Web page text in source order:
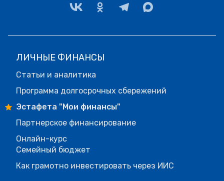
ЛИЧНЫЕ ФИНАНСЫ
Статьи и аналитика
Программа долгосрочных сбережений
Эстафета "Мои финансы"
Партнерское финансирование
Онлайн-курс
Семейный бюджет
Как грамотно инвестировать через ИИС